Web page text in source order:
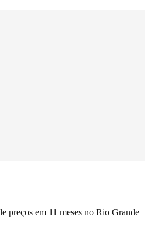
preços em 11 meses no Rio Grande